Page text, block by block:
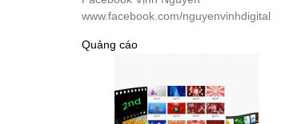
www.facebook.com/nguyenvinhdigital
Quảng cáo